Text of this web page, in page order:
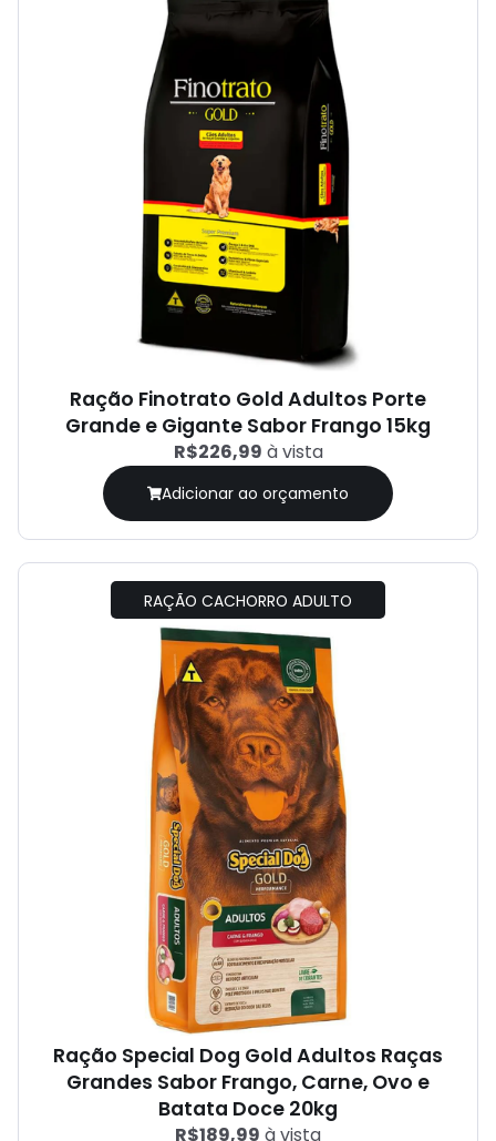
Ração Finotrato Gold Adultos Porte
Grande e Gigante Sabor Frango 15kg
R$226,99 à vista
Adicionar ao orçamento
RAÇÃO CACHORRO ADULTO
Ração Special Dog Gold Adultos Raças
Grandes Sabor Frango, Carne, Ovo e
Batata Doce 20kg
R$189,99 à vista